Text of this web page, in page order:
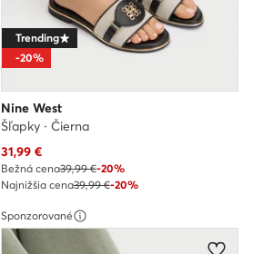
Trending
-20%
Nine West
Šľapky · Čierna
Aktuálna cena
31,99€
Bežná cena39,99 €-20%
Najnižšia cena39,99 €-20%
Sponzorované